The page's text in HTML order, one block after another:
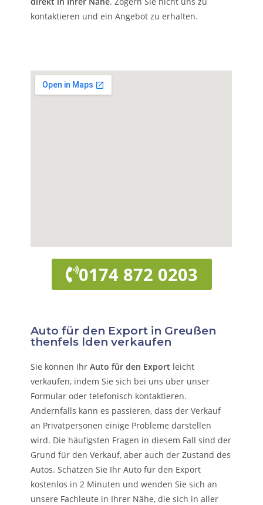
kontaktieren und ein Angebot zu erhalten.
0174 872 0203
Auto für den Export in Greußen
thenfels lden verkaufen
Sie können IhrAuto für den Export leicht
verkaufen, indem Sie sich bei uns über unser
Formular oder telefonisch kontaktieren.
Andernfalls kann es passieren, dass der Verkauf
an Privatpersonen einige Probleme darstellen
wird. Die häufigsten Fragen in diesem Fall sind der
Grund für den Verkauf, aber auch der Zustand des
Autos. Schätzen Sie Ihr Auto für den Export
kostenlos in 2 Minuten und wenden Sie sich an
unsere Fachleute in Ihrer Nähe, die sich in aller